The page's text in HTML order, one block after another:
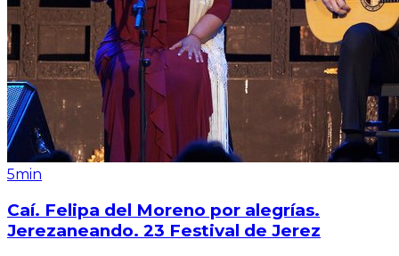
5min
Caí. Felipa del Moreno por alegrías.
Jerezaneando. 23 Festival de Jerez